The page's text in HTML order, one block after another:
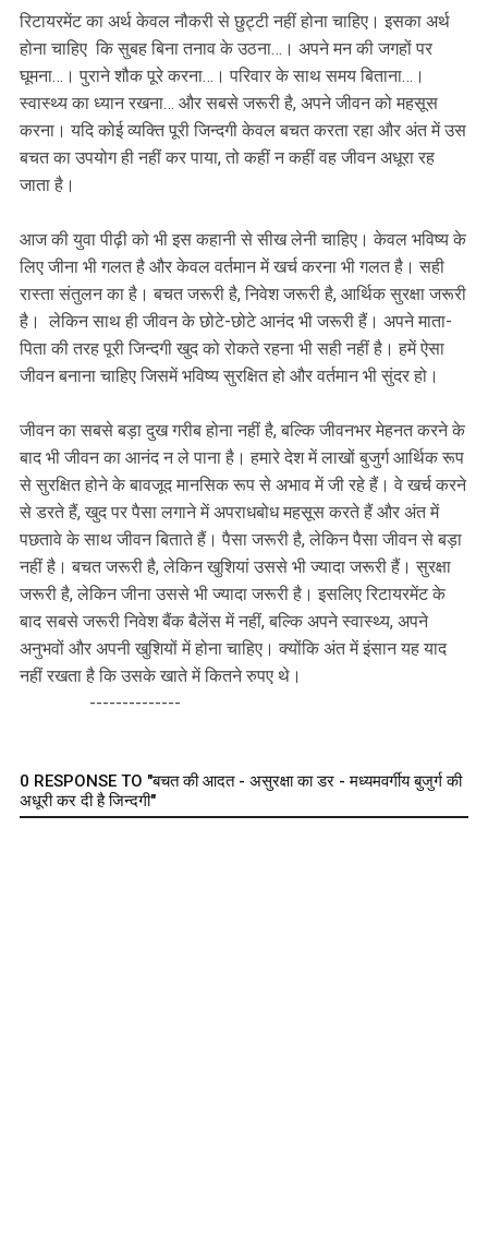
रिटायरमेंट का अर्थ केवल नौकरी से छुट्टी नहीं होना चाहिए। इसका अर्थ
होना चाहिए कि सुबह बिना तनाव के उठना…। अपने मन की जगहों पर
घूमना…। पुराने शौक पूरे करना…। परिवार के साथ समय बिताना…।
स्वास्थ्य का ध्यान रखना… और सबसे जरूरी है, अपने जीवन को महसूस
करना। यदि कोई व्यक्ति पूरी जिन्दगी केवल बचत करता रहा और अंत में उस
बचत का उपयोग ही नहीं कर पाया, तो कहीं न कहीं वह जीवन अधूरा रह
जाता है।
आज की युवा पीढ़ी को भी इस कहानी से सीख लेनी चाहिए। केवल भविष्य के
लिए जीना भी गलत है और केवल वर्तमान में खर्च करना भी गलत है। सही
रास्ता संतुलन का है। बचत जरूरी है, निवेश जरूरी है, आर्थिक सुरक्षा जरूरी
है। लेकिन साथ ही जीवन के छोटे-छोटे आनंद भी जरूरी हैं। अपने माता-
पिता की तरह पूरी जिन्दगी खुद को रोकते रहना भी सही नहीं है। हमें ऐसा
जीवन बनाना चाहिए जिसमें भविष्य सुरक्षित हो और वर्तमान भी सुंदर हो।
जीवन का सबसे बड़ा दुख गरीब होना नहीं है, बल्कि जीवनभर मेहनत करने के
बाद भी जीवन का आनंद न ले पाना है। हमारे देश में लाखों बुजुर्ग आर्थिक रूप
से सुरक्षित होने के बावजूद मानसिक रूप से अभाव में जी रहे हैं। वे खर्च करने
से डरते हैं, खुद पर पैसा लगाने में अपराधबोध महसूस करते हैं और अंत में
पछतावे के साथ जीवन बिताते हैं। पैसा जरूरी है, लेकिन पैसा जीवन से बड़ा
नहीं है। बचत जरूरी है, लेकिन खुशियां उससे भी ज्यादा जरूरी हैं। सुरक्षा
जरूरी है, लेकिन जीना उससे भी ज्यादा जरूरी है। इसलिए रिटायरमेंट के
बाद सबसे जरूरी निवेश बैंक बैलेंस में नहीं, बल्कि अपने स्वास्थ्य, अपने
अनुभवों और अपनी खुशियों में होना चाहिए। क्योंकि अंत में इंसान यह याद
नहीं रखता है कि उसके खाते में कितने रुपए थे।
--------------
0 RESPONSE TO "बचत की आदत - असुरक्षा का डर - मध्यमवर्गीय बुजुर्ग की
अधूरी कर दी है जिन्दगी"